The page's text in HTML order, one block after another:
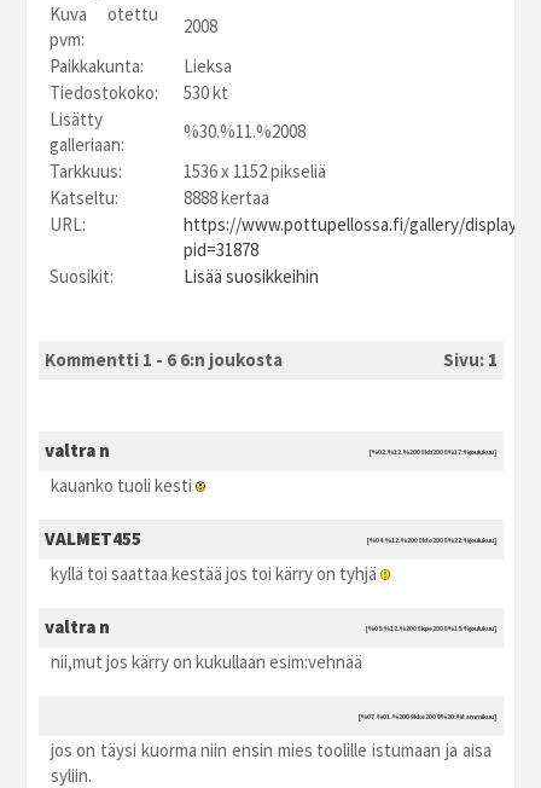
Kuva otettu
pvm:
2008
Paikkakunta:
Lieksa
Tiedostokoko:
530 kt
Lisätty
galleriaan:
%30.%11.%2008
Tarkkuus:
1536 x 1152 pikseliä
Katseltu:
8888 kertaa
URL:
https://www.pottupellossa.fi/gallery/
pid=31878
Suosikit:
Lisää suosikkeihin
Kommentti 1 - 6 6:n joukosta Sivu: 1
valtra n [%02.%12.%2008 kti2008 %17:%joulukuu]
kauanko tuoli kesti
VALMET455 [%04.%12.%2008 kto2008 %22:%joulukuu]
kyllä toi saattaa kestää jos toi kärry on tyhjä
valtra n [%05.%12.%2008 kpe2008 %15:%joulukuu]
nii,mut jos kärry on kukullaan esim:vehnää
[%07.%01.%2009 kke2009 %20:%tammikuu]
jos on täysi kuorma niin ensin mies toolille istumaan ja aisa
syliin.